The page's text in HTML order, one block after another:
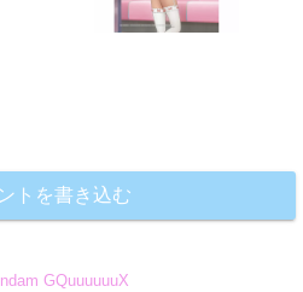
トを書き込む
GQuuuuuuX